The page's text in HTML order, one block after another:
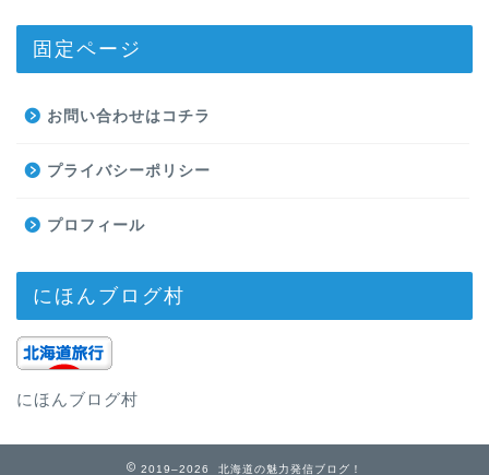
固定ページ
お問い合わせはコチラ
プライバシーポリシー
プロフィール
にほんブログ村
にほんブログ村
2019–2026 北海道の魅力発信ブログ！